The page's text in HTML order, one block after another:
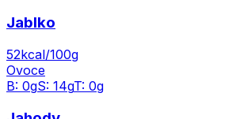
Jablko
52kcal/100g
Ovoce
B: 0gS: 14gT: 0g